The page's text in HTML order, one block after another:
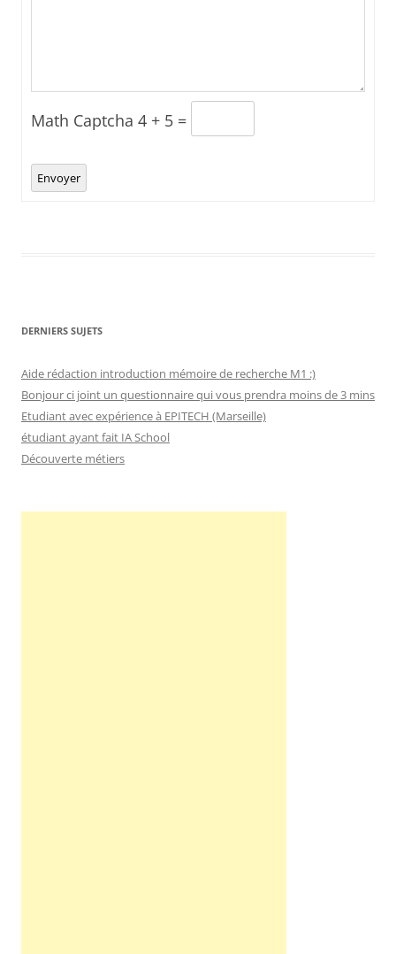
Math Captcha 4 + 5 =
Envoyer
DERNIERS SUJETS
Aide rédaction introduction mémoire de recherche M1 :)
Bonjour ci joint un questionnaire qui vous prendra moins de 3 mins
Etudiant avec expérience à EPITECH (Marseille)
étudiant ayant fait IA School
Découverte métiers